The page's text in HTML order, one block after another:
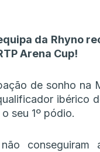
da Rhyno
Arena Cup!
de sonho na
ibérico
seu 1º pódio.
conseguiram